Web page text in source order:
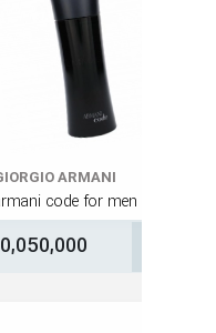
GIORGIO ARMANI
armani code for men
20,050,000